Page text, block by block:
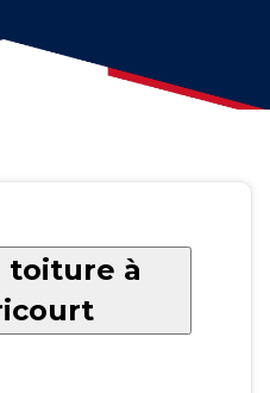
toiture à